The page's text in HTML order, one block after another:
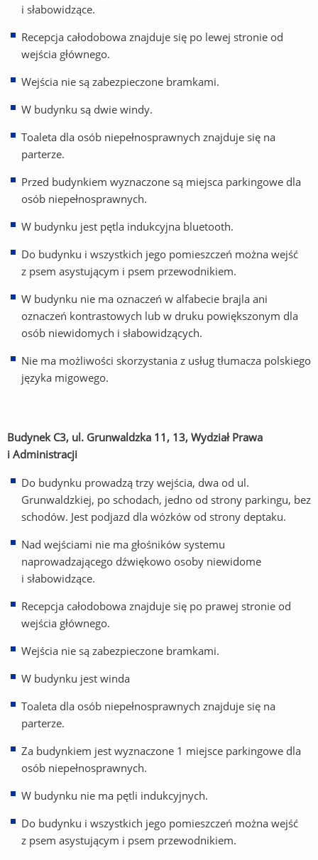
i słabowidzące.
Recepcja całodobowa znajduje się po lewej stronie od
wejścia głównego.
Wejścia nie są zabezpieczone bramkami.
W budynku są dwie windy.
Toaleta dla osób niepełnosprawnych znajduje się na
parterze.
Przed budynkiem wyznaczone są miejsca parkingowe dla
osób niepełnosprawnych.
W budynku jest pętla indukcyjna bluetooth.
Do budynku i wszystkich jego pomieszczeń można wejść
z psem asystującym i psem przewodnikiem.
W budynku nie ma oznaczeń w alfabecie brajla ani
oznaczeń kontrastowych lub w druku powiększonym dla
osób niewidomych i słabowidzących.
Nie ma możliwości skorzystania z usług tłumacza polskiego
języka migowego.
Budynek C3, ul. Grunwaldzka 11, 13, Wydział Prawa
i Administracji
Do budynku prowadzą trzy wejścia, dwa od ul.
Grunwaldzkiej, po schodach, jedno od strony parkingu, bez
schodów. Jest podjazd dla wózków od strony deptaku.
Nad wejściami nie ma głośników systemu
naprowadzającego dźwiękowo osoby niewidome
i słabowidzące.
Recepcja całodobowa znajduje się po prawej stronie od
wejścia głównego.
Wejścia nie są zabezpieczone bramkami.
W budynku jest winda
Toaleta dla osób niepełnosprawnych znajduje się na
parterze.
Za budynkiem jest wyznaczone 1 miejsce parkingowe dla
osób niepełnosprawnych.
W budynku nie ma pętli indukcyjnych.
Do budynku i wszystkich jego pomieszczeń można wejść
z psem asystującym i psem przewodnikiem.